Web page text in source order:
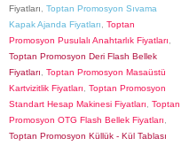
Fiyatları
Toptan Promosyon Sıvama
Kapak Ajanda Fiyatları
Toptan
Promosyon Pusulalı Anahtarlık Fiyatları
Toptan Promosyon Deri Flash Bellek
Fiyatları
Toptan Promosyon Masaüstü
Kartvizitlik Fiyatları
Toptan Promosyon
Standart Hesap Makinesi Fiyatları
Toptan
Promosyon OTG Flash Bellek Fiyatları
Toptan Promosyon Küllük - Kül Tablası